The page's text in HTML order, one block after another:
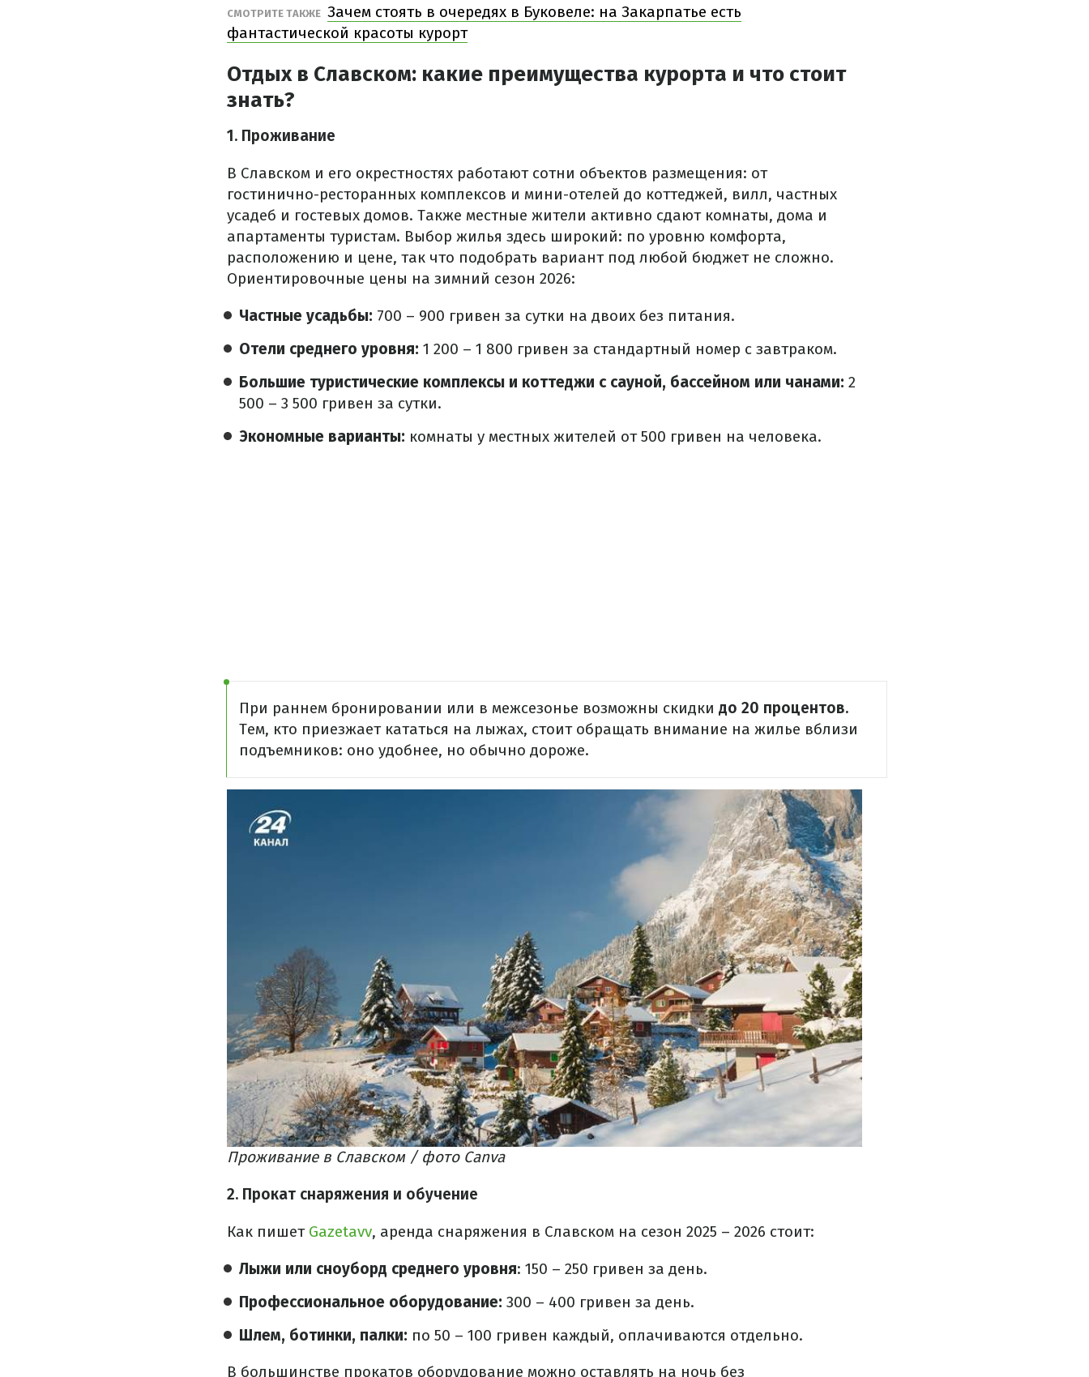
СМОТРИТЕ ТАКЖЕ Зачем стоять в очередях в Буковеле: на Закарпатье есть
фантастической красоты курорт
Отдых в Славском: какие преимущества курорта и что стоит
знать?
1. Проживание
В Славском и его окрестностях работают сотни объектов размещения: от
гостинично-ресторанных комплексов и мини-отелей до коттеджей, вилл, частных
усадеб и гостевых домов. Также местные жители активно сдают комнаты, дома и
апартаменты туристам. Выбор жилья здесь широкий: по уровню комфорта,
расположению и цене, так что подобрать вариант под любой бюджет не сложно.
Ориентировочные цены на зимний сезон 2026:
Частные усадьбы: 700 – 900 гривен за сутки на двоих без питания.
Отели среднего уровня: 1 200 – 1 800 гривен за стандартный номер с завтраком.
Большие туристические комплексы и коттеджи с сауной, бассейном или чанами: 2
500 – 3 500 гривен за сутки.
Экономные варианты: комнаты у местных жителей от 500 гривен на человека.
При раннем бронировании или в межсезонье возможны скидки до 20 процентов.
Тем, кто приезжает кататься на лыжах, стоит обращать внимание на жилье вблизи
подъемников: оно удобнее, но обычно дороже.
Проживание в Славском / фото Canva
2. Прокат снаряжения и обучение
Как пишет Gazetavv, аренда снаряжения в Славском на сезон 2025 – 2026 стоит:
Лыжи или сноуборд среднего уровня: 150 – 250 гривен за день.
Профессиональное оборудование: 300 – 400 гривен за день.
Шлем, ботинки, палки: по 50 – 100 гривен каждый, оплачиваются отдельно.
В большинстве прокатов оборудование можно оставлять на ночь без